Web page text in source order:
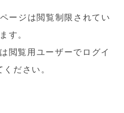
ージは閲覧制限されてい
ます。
閲覧用ユーザーでログイ
ださい。